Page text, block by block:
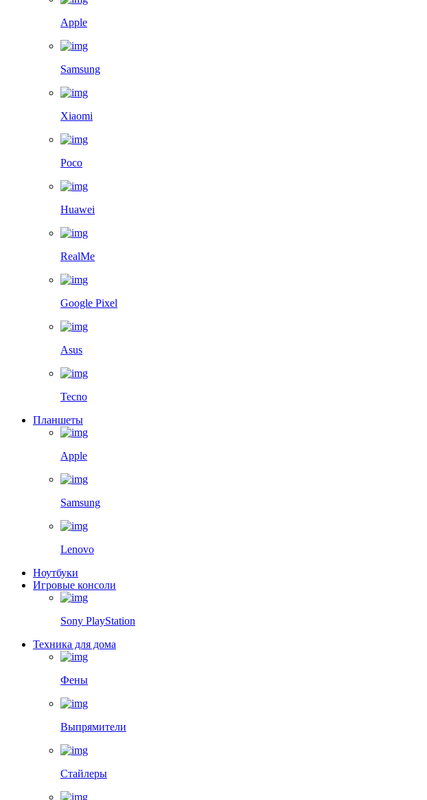
Apple
Samsung
Xiaomi
Poco
Huawei
RealMe
Google Pixel
Asus
Tecno
Планшеты
Apple
Samsung
Lenovo
Ноутбуки
Игровые консоли
Sony PlayStation
Техника для дома
Фены
Выпрямители
Стайлеры